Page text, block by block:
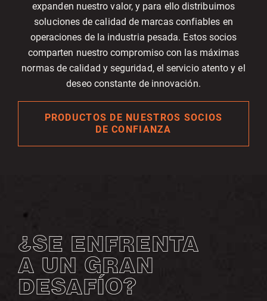
expanden nuestro valor, y para ello distribuimos
soluciones de calidad de marcas confiables en
operaciones de la industria pesada. Estos socios
comparten nuestro compromiso con las máximas
normas de calidad y seguridad, el servicio atento y el
deseo constante de innovación.
PRODUCTOS DE NUESTROS SOCIOS
DE CONFIANZA
¿SE ENFRENTA
A UN GRAN
DESAFÍO?